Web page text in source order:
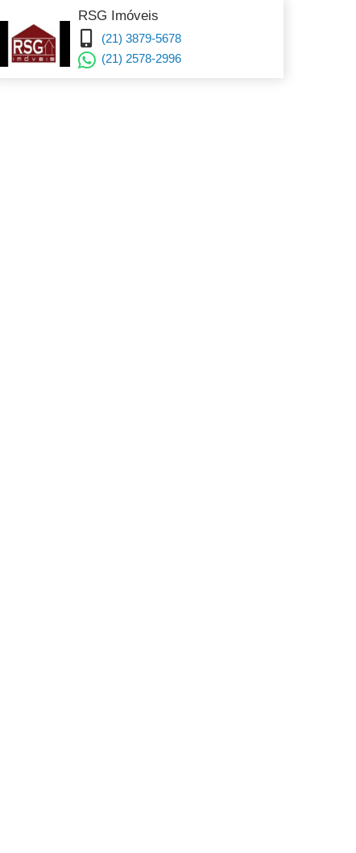
RSG Imóveis
(21) 3879-5678
(21) 2578-2996